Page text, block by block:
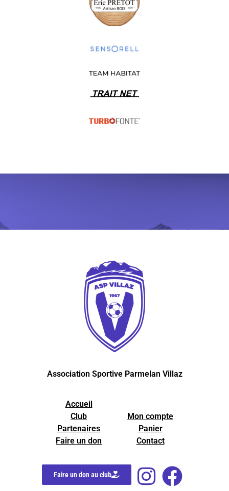
Association Sportive Parmelan Villaz
Accueil
Club
Partenaires
Faire un don
Mon compte
Panier
Contact
Faire un don au club